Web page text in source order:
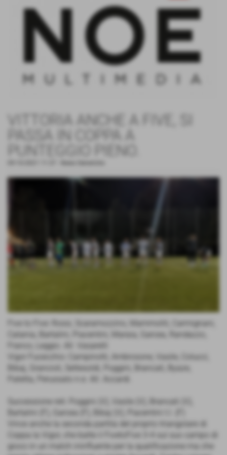
VITTORIA ANCHE A FIVE, SI
PASSA IN COPPA A
PUNTEGGIO PIENO.
Five to Five: Rossi, Scaramozzino, Mammoliti, Carmignani,
Catania, Bartalini, Piacentini, Maraia, Garcea, Randazzo,
Franco, Leggio. All. Vasarelli
Vigor Fucecchio: Campinotti, Ambrosone, Vasile, Colucci,
Bibaj, Grancioli, Settesoldi, Poggini, Brancati, Byaze,
Patetta, Perussato n.e. All. Accardi.
Successione reti: Poggini (V), Vasile (V), Brancati (V),
Bartalini (F), Garcea (F), Bibaj (V), Piacentini t.l. (F)
Vince anche la seconda partita del proprio triangolare di
Coppa la Vigor, che batte il FivetoFive 3-4 sul suo campo di
gioco in un match ininfluente per la qualificazione ma che